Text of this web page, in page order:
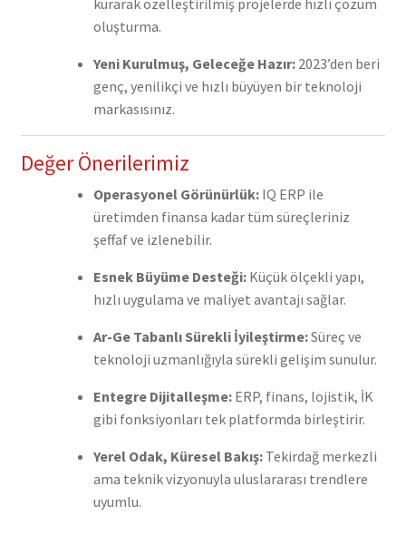
kurarak özelleştirilmiş projelerde hızlı çözüm
oluşturma.
Yeni Kurulmuş, Geleceğe Hazır:2023’den beri
genç, yenilikçi ve hızlı büyüyen bir teknoloji
markasısınız.
Değer Önerilerimiz
Operasyonel Görünürlük:IQ ERP ile
üretimden finansa kadar tüm süreçleriniz
şeffaf ve izlenebilir.
Esnek Büyüme Desteği:Küçük ölçekli yapı,
hızlı uygulama ve maliyet avantajı sağlar.
Ar-Ge Tabanlı Sürekli İyileştirme:Süreç ve
teknoloji uzmanlığıyla sürekli gelişim sunulur.
Entegre Dijitalleşme:ERP, finans, lojistik, İK
gibi fonksiyonları tek platformda birleştirir.
Yerel Odak, Küresel Bakış:Tekirdağ merkezli
ama teknik vizyonuyla uluslararası trendlere
uyumlu.